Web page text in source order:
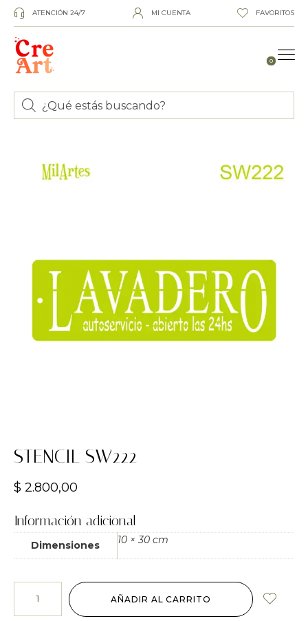
ATENCIÓN 24/7 MI CUENTA FAVORITOS
0
STENCIL SW222
$ 2.800,00
Información adicional
Dimensiones 10 × 30 cm
AÑADIR AL CARRITO